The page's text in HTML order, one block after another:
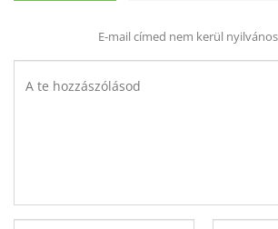
E-mail címed nem kerül